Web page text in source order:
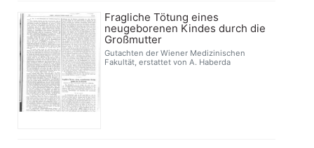
Fragliche Tötung eines
neugeborenen Kindes durch die
Großmutter
Gutachten der Wiener Medizinischen
Fakultät, erstattet von A. Haberda